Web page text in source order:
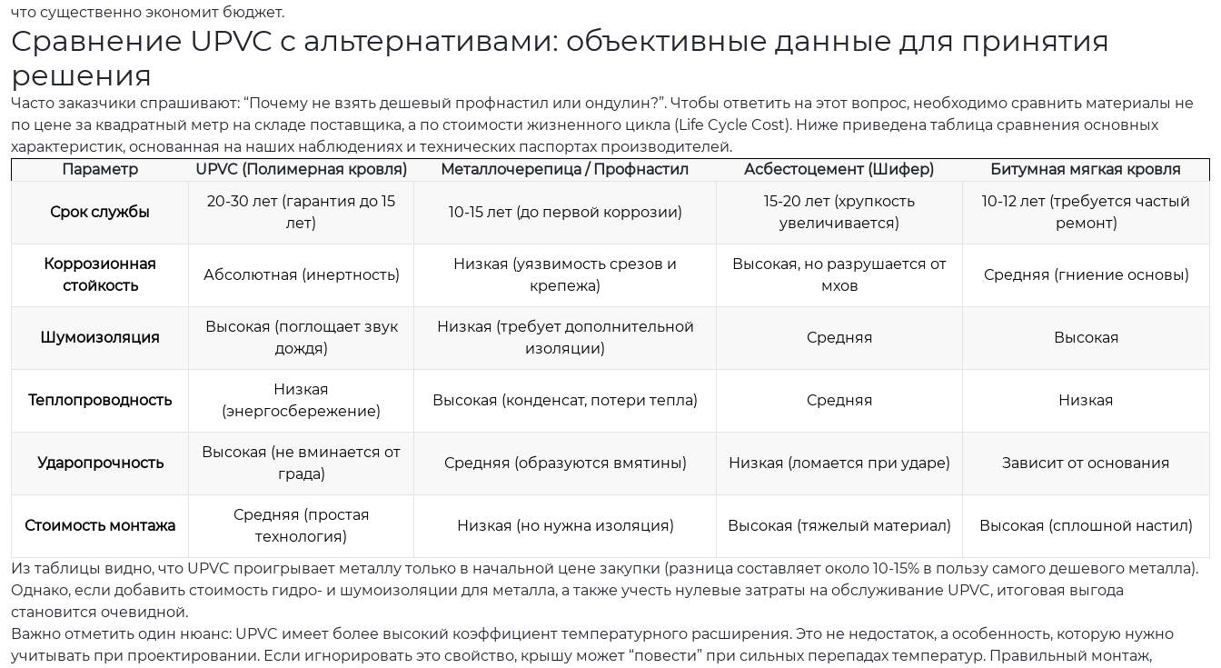
что существенно экономит бюджет.
Сравнение UPVC с альтернативами: объективные данные для принятия
решения
Часто заказчики спрашивают: “Почему не взять дешевый профнастил или ондулин?”. Чтобы ответить на этот вопрос, необходимо сравнить материалы не
по цене за квадратный метр на складе поставщика, а по стоимости жизненного цикла (Life Cycle Cost). Ниже приведена таблица сравнения основных
характеристик, основанная на наших наблюдениях и технических паспортах производителей.
Параметр
UPVC (Полимерная кровля) Металлочерепица / Профнастил Асбестоцемент (Шифер) Битумная мягкая кровля
Срок службы
20-30 лет (гарантия до 15
лет)
10-15 лет (до первой коррозии)
15-20 лет (хрупкость
увеличивается)
10-12 лет (требуется частый
ремонт)
Коррозионная
стойкость
Абсолютная (инертность)
Низкая (уязвимость срезов и
крепежа)
Высокая, но разрушается от
мхов
Средняя (гниение основы)
Шумоизоляция
Высокая (поглощает звук
дождя)
Низкая (требует дополнительной
изоляции)
Средняя Высокая
Теплопроводность
Низкая
(энергосбережение)
Высокая (конденсат, потери тепла) Средняя Низкая
Ударопрочность
Высокая (не вминается от
града)
Средняя (образуются вмятины) Низкая (ломается при ударе) Зависит от основания
Стоимость монтажа
Средняя (простая
технология)
Низкая (но нужна изоляция) Высокая (тяжелый материал) Высокая (сплошной настил)
Из таблицы видно, что UPVC проигрывает металлу только в начальной цене закупки (разница составляет около 10-15% в пользу самого дешевого металла).
Однако, если добавить стоимость гидро- и шумоизоляции для металла, а также учесть нулевые затраты на обслуживание UPVC, итоговая выгода
становится очевидной.
Важно отметить один нюанс: UPVC имеет более высокий коэффициент температурного расширения. Это не недостаток, а особенность, которую нужно
учитывать при проектировании. Если игнорировать это свойство, крышу может “повести” при сильных перепадах температур. Правильный монтаж,